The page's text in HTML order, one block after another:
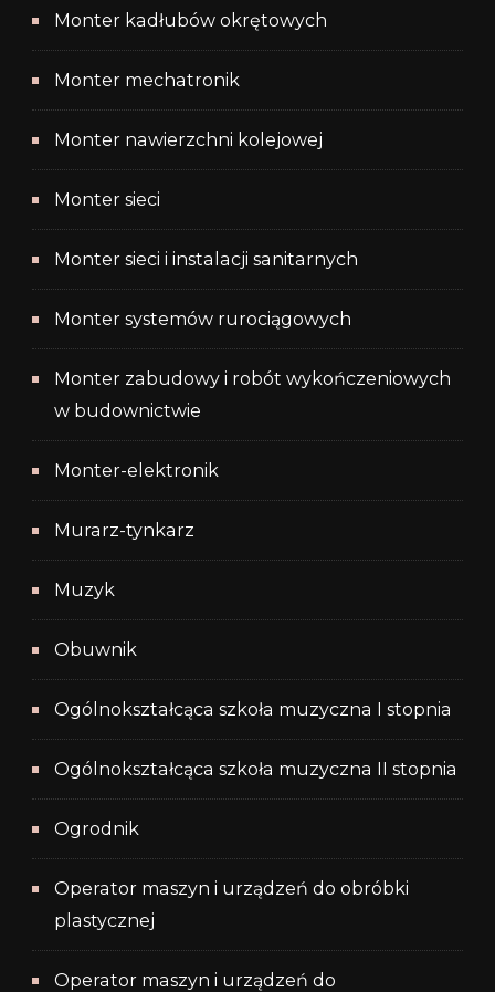
Monter kadłubów okrętowych
Monter mechatronik
Monter nawierzchni kolejowej
Monter sieci
Monter sieci i instalacji sanitarnych
Monter systemów rurociągowych
Monter zabudowy i robót wykończeniowych
w budownictwie
Monter-elektronik
Murarz-tynkarz
Muzyk
Obuwnik
Ogólnokształcąca szkoła muzyczna I stopnia
Ogólnokształcąca szkoła muzyczna II stopnia
Ogrodnik
Operator maszyn i urządzeń do obróbki
plastycznej
Operator maszyn i urządzeń do